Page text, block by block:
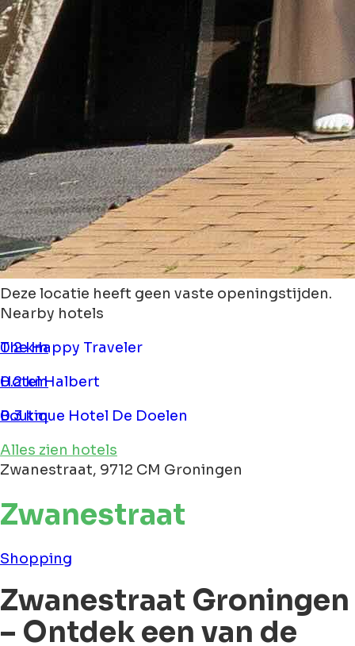
Deze locatie heeft geen vaste openingstijden.
Nearby hotels
The Happy Traveler
0.2 km
Hotel Halbert
0.2 km
Boutique Hotel De Doelen
0.3 km
Alles zien hotels
Zwanestraat, 9712 CM Groningen
Zwanestraat
Shopping
Zwanestraat Groningen
– Ontdek een van de